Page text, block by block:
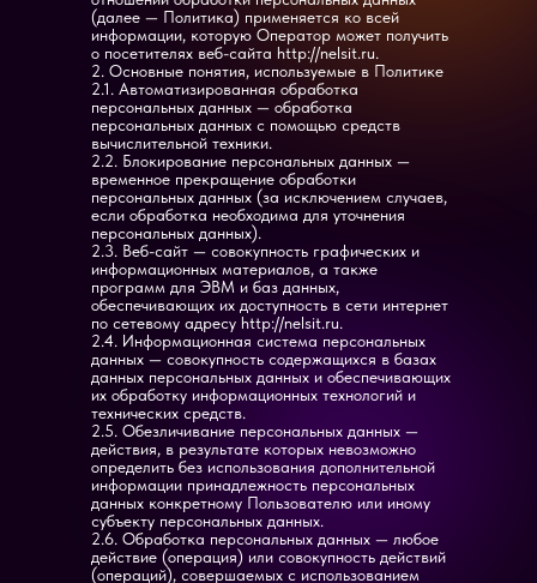
(далее — Политика) применяется ко всей
информации, которую Оператор может получить
о посетителях веб-сайта http://nelsit.ru.
2. Основные понятия, используемые в Политике
2.1. Автоматизированная обработка
персональных данных — обработка
персональных данных с помощью средств
вычислительной техники.
2.2. Блокирование персональных данных —
временное прекращение обработки
персональных данных (за исключением случаев,
если обработка необходима для уточнения
персональных данных).
2.3. Веб-сайт — совокупность графических и
информационных материалов, а также
программ для ЭВМ и баз данных,
обеспечивающих их доступность в сети интернет
по сетевому адресу http://nelsit.ru.
2.4. Информационная система персональных
данных — совокупность содержащихся в базах
данных персональных данных и обеспечивающих
их обработку информационных технологий и
технических средств.
2.5. Обезличивание персональных данных —
действия, в результате которых невозможно
определить без использования дополнительной
информации принадлежность персональных
данных конкретному Пользователю или иному
субъекту персональных данных.
2.6. Обработка персональных данных — любое
действие (операция) или совокупность действий
(операций), совершаемых с использованием